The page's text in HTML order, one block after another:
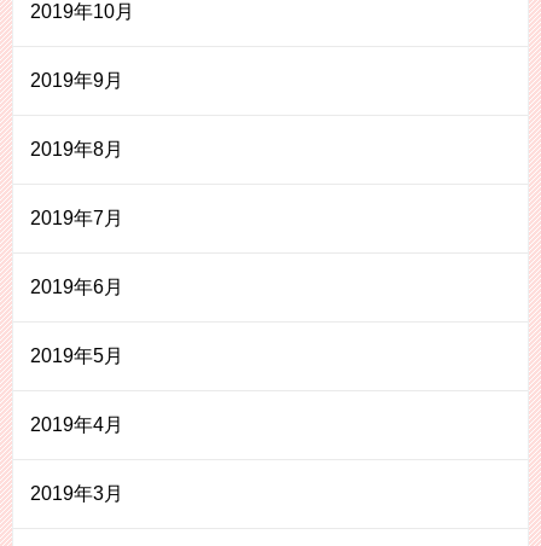
2019年10月
2019年9月
2019年8月
2019年7月
2019年6月
2019年5月
2019年4月
2019年3月